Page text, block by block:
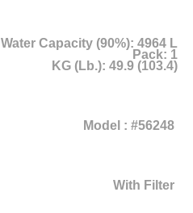
Water Capacity (90%): 4964 L
Pack: 1
KG (Lb.): 49.9 (103.4)